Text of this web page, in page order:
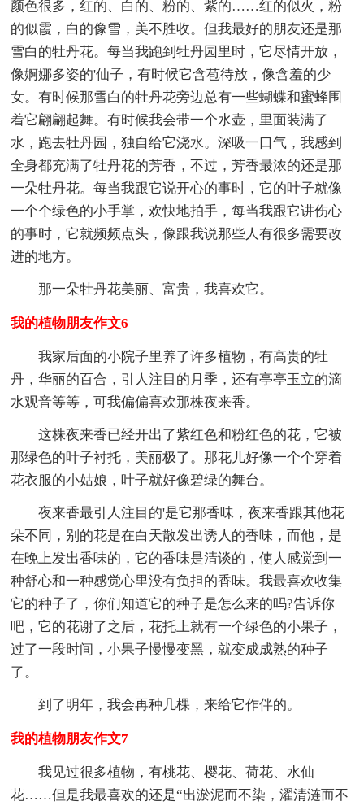
颜色很多，红的、白的、粉的、紫的……红的似火，粉
的似霞，白的像雪，美不胜收。但我最好的朋友还是那
雪白的牡丹花。每当我跑到牡丹园里时，它尽情开放，
像婀娜多姿的'仙子，有时候它含苞待放，像含羞的少
女。有时候那雪白的牡丹花旁边总有一些蝴蝶和蜜蜂围
着它翩翩起舞。有时候我会带一个水壶，里面装满了
水，跑去牡丹园，独自给它浇水。深吸一口气，我感到
全身都充满了牡丹花的芳香，不过，芳香最浓的还是那
一朵牡丹花。每当我跟它说开心的事时，它的叶子就像
一个个绿色的小手掌，欢快地拍手，每当我跟它讲伤心
的事时，它就频频点头，像跟我说那些人有很多需要改
进的地方。
那一朵牡丹花美丽、富贵，我喜欢它。
我的植物朋友作文6
我家后面的小院子里养了许多植物，有高贵的牡
丹，华丽的百合，引人注目的月季，还有亭亭玉立的滴
水观音等等，可我偏偏喜欢那株夜来香。
这株夜来香已经开出了紫红色和粉红色的花，它被
那绿色的叶子衬托，美丽极了。那花儿好像一个个穿着
花衣服的小姑娘，叶子就好像碧绿的舞台。
夜来香最引人注目的'是它那香味，夜来香跟其他花
朵不同，别的花是在白天散发出诱人的香味，而他，是
在晚上发出香味的，它的香味是清谈的，使人感觉到一
种舒心和一种感觉心里没有负担的香味。我最喜欢收集
它的种子了，你们知道它的种子是怎么来的吗?告诉你
吧，它的花谢了之后，花托上就有一个绿色的小果子，
过了一段时间，小果子慢慢变黑，就变成成熟的种子
了。
到了明年，我会再种几棵，来给它作伴的。
我的植物朋友作文7
我见过很多植物，有桃花、樱花、荷花、水仙
花……但是我最喜欢的还是“出淤泥而不染，濯清涟而不